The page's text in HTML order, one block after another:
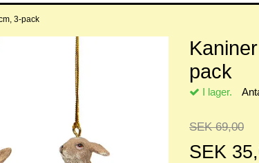
3-pack
pack
I lager.
SEK 69,00
SEK